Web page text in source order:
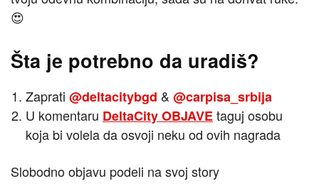
😍
Šta je potrebno da uradiš?
Zaprati @deltacitybgd & @carpisa_srbija
U komentaru DeltaCity OBJAVEtaguj osobu
koja bi volela da osvoji neku od ovih nagrada
Slobodno objavu podeli na svoj story